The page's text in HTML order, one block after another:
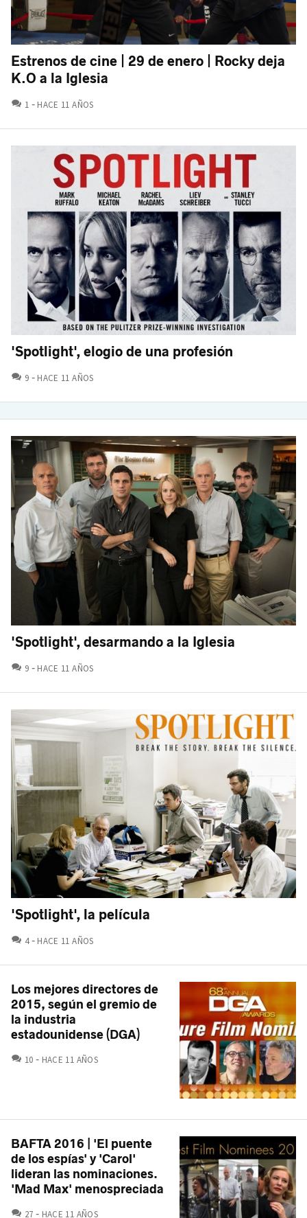
Estrenos de cine | 29 de enero | Rocky deja
K.O a la Iglesia
1 COMENTARIOS
HACE 11 AÑOS
'Spotlight', elogio de una profesión
9 COMENTARIOS
HACE 11 AÑOS
'Spotlight', desarmando a la Iglesia
9 COMENTARIOS
HACE 11 AÑOS
'Spotlight', la película
4 COMENTARIOS
HACE 11 AÑOS
Los mejores directores de
2015, según el gremio de
la industria
estadounidense (DGA)
10 COMENTARIOS
HACE 11 AÑOS
BAFTA 2016 | 'El puente
de los espías' y 'Carol'
lideran las nominaciones.
'Mad Max' menospreciada
27 COMENTARIOS
HACE 11 AÑOS